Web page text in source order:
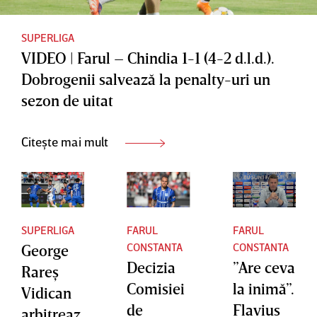
la
are |
VIDEO
SUPERLIGA
VIDEO | Farul – Chindia 1-1 (4-2 d.l.d.).
Dobrogenii salvează la penalty-uri un
sezon de uitat
Citește mai mult
SUPERLIGA
George
Rareş
Vidican
FARUL
CONSTANTA
Decizia
Comisiei
de
FARUL
CONSTANTA
”Are ceva
la inimă”.
Flavius